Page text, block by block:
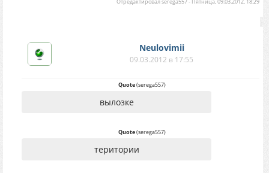
Neulovimii
09.03.2012 в 17:55
Quote(serega557)
вылозке
Quote(serega557)
територии